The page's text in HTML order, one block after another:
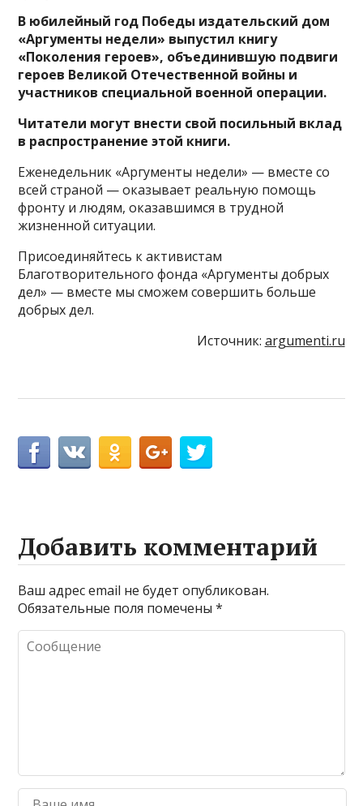
В юбилейный год Победы издательский дом
«Аргументы недели» выпустил книгу
«Поколения героев», объединившую подвиги
героев Великой Отечественной войны и
участников специальной военной операции.
Читатели могут внести свой посильный вклад
в распространение этой книги.
Еженедельник «Аргументы недели» — вместе со
всей страной — оказывает реальную помощь
фронту и людям, оказавшимся в трудной
жизненной ситуации.
Присоединяйтесь к активистам
Благотворительного фонда «Аргументы добрых
дел» — вместе мы сможем совершить больше
добрых дел.
Источник: argumenti.ru
Добавить комментарий
Ваш адрес email не будет опубликован.
Обязательные поля помечены*